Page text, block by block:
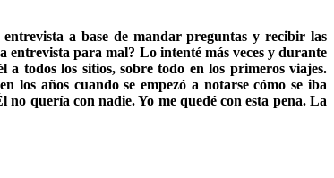
a base de mandar preguntas y recibir las
entrevista para mal? Lo intenté más veces y durante
todos los sitios, sobre todo en los primeros viajes.
los años cuando se empezó a notarse cómo se iba
quería con nadie. Yo me quedé con esta pena. La